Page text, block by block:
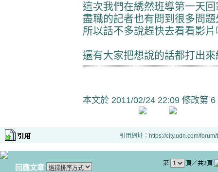
這次我們在綉然班導第一天
盡職的記者也有問到很多問
所以話不多說趕快去看看影
還有大家把想說的話都打出
本文於 2011/02/24 22:09 修改第 6
引用網址：https://city.udn.com/
回應文章 第 頁／共3頁